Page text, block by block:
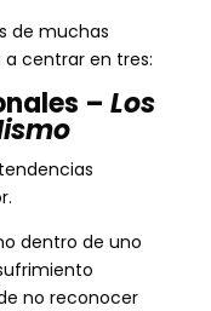
de muchas
centrar en tres:
–Los
dentro de uno
no reconocer